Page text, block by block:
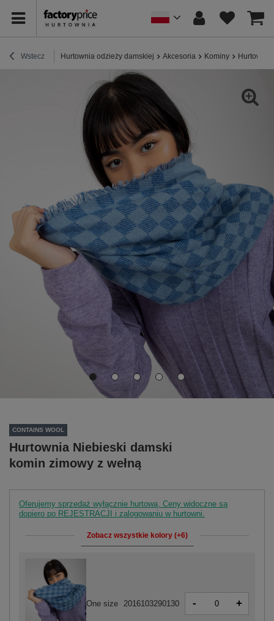
Wstecz Hurtownia odzieży damskiej Akcesoria Kominy Hurtownia
CONTAINS WOOL
Hurtownia Niebieski damski
komin zimowy z wełną
Oferujemy sprzedaż wyłącznie hurtową. Ceny widoczne są
dopiero po REJESTRACJI i zalogowaniu w hurtowni.
Zobacz wszystkie kolory (+6)
One size 2016103290130 - +